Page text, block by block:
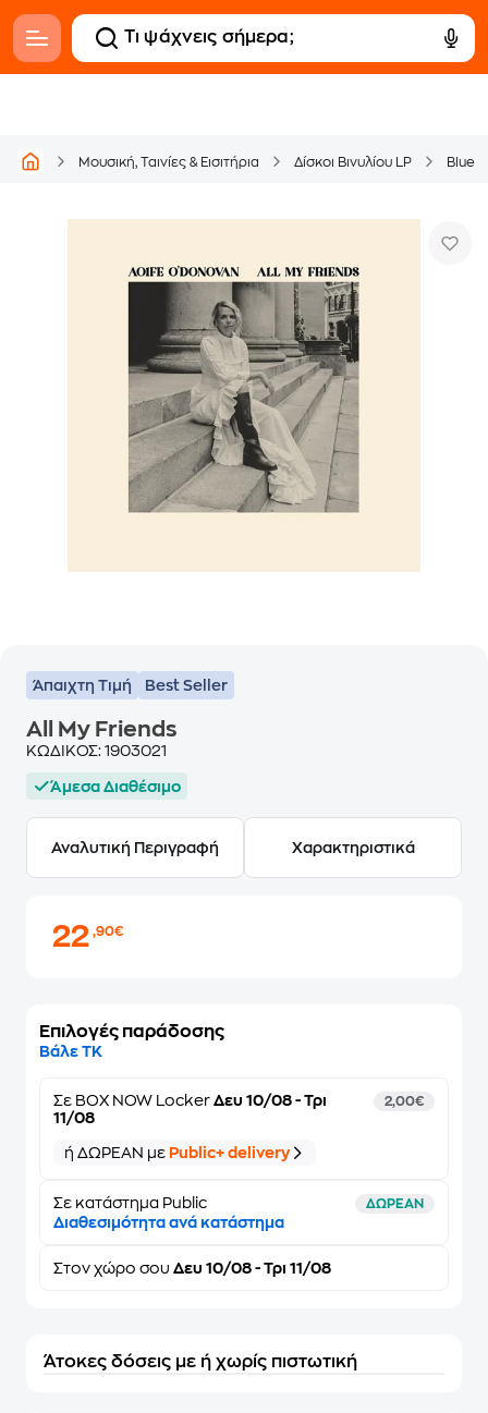
Μουσική, Ταινίες & Εισιτήρια Δίσκοι Βινυλίου LP Blues
Άπαιχτη Τιμή Best Seller
All My Friends
ΚΩΔΙΚΟΣ: 1903021
Άμεσα Διαθέσιμο
Αναλυτική Περιγραφή Χαρακτηριστικά
22,90€
Επιλογές παράδοσης
Βάλε ΤΚ
Σε BOX NOW Locker Δευ 10/08 - Τρι
11/08
2,00€
ή ΔΩΡΕΑΝ με Public+ delivery
Σε κατάστημα Public ΔΩΡΕΑΝ
Διαθεσιμότητα ανά κατάστημα
Στον χώρο σου Δευ 10/08 - Τρι 11/08
Άτοκες δόσεις με ή χωρίς πιστωτική